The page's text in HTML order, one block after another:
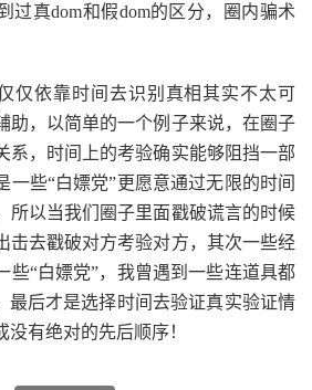
过真dom和假dom的区分，圈内骗术
仅依靠时间去识别真相其实不太可
助，以简单的一个例子来说，在圈子
系，时间上的考验确实能够阻挡一部
一些“白嫖党”更愿意通过无限的时间
所以当我们圈子里面戳破谎言的时候
击去戳破对方考验对方，其次一些经
些“白嫖党”，我曾遇到一些连道具都
最后才是选择时间去验证真实验证情
有绝对的先后顺序！